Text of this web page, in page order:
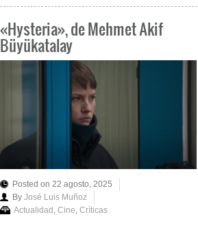
«Hysteria», de Mehmet Akif
Büyükatalay
Posted on 22 agosto, 2025
By José Luis Muñoz
Actualidad, Cine, Críticas